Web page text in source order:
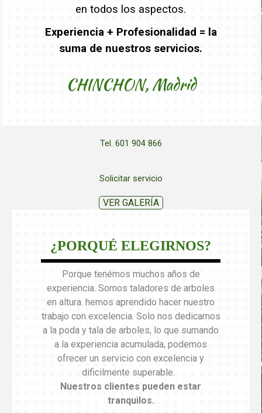
en todos los aspectos.
Experiencia + Profesionalidad = la
suma de nuestros servicios.
CHINCHON,Madrid
Tel. 601 904 866
Solicitar servicio
VER GALERÍA
¿PORQUÉ ELEGIRNOS?
Porque tenémos muchos años de
experiencia. Somos taladores de arboles
en altura. hemos aprendido hacer nuestro
trabajo con excelencia. Solo nos dedicamos
a la poda y tala de arboles, lo que sumando
a la experiencia acumulada, podemos
ofrecer un servicio con excelencia y
dificilmente superable.
Nuestros clientes pueden estar
tranquilos.